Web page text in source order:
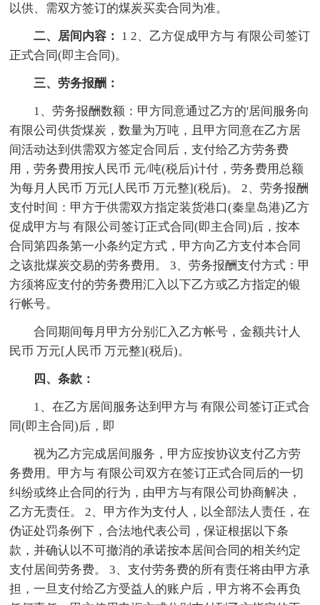
以供、需双方签订的煤炭买卖合同为准。
二、居间内容： 1 2、乙方促成甲方与 有限公司签订
正式合同(即主合同)。
三、劳务报酬：
1、劳务报酬数额：甲方同意通过乙方的'居间服务向
有限公司供货煤炭，数量为万吨，且甲方同意在乙方居
间活动达到供需双方签定合同后，支付给乙方劳务费
用，劳务费用按人民币 元/吨(税后)计付，劳务费用总额
为每月人民币 万元[人民币 万元整](税后)。 2、劳务报酬
支付时间：甲方于供需双方指定装货港口(秦皇岛港)乙方
促成甲方与 有限公司签订正式合同(即主合同)后，按本
合同第四条第一小条约定方式，甲方向乙方支付本合同
之该批煤炭交易的劳务费用。 3、劳务报酬支付方式：甲
方须将应支付的劳务费用汇入以下乙方或乙方指定的银
行帐号。
合同期间每月甲方分别汇入乙方帐号，金额共计人
民币 万元[人民币 万元整](税后)。
四、条款：
1、在乙方居间服务达到甲方与 有限公司签订正式合
同(即主合同)后，即
视为乙方完成居间服务，甲方应按协议支付乙方劳
务费用。甲方与 有限公司双方在签订正式合同后的一切
纠纷或终止合同的行为，由甲方与有限公司协商解决，
乙方无责任。 2、甲方作为支付人，以全部法人责任，在
伪证处罚条例下，合法地代表公司，保证根据以下条
款，并确认以不可撤消的承诺按本居间合同的相关约定
支付居间劳务费。 3、支付劳务费的所有责任将由甲方承
担，一旦支付给乙方受益人的账户后，甲方将不会再负